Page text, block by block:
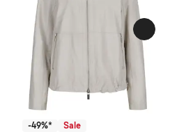
-49%* Sale